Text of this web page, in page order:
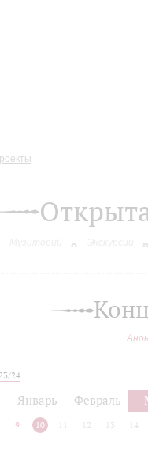
24
Январь Февраль
9 10 12 13 14